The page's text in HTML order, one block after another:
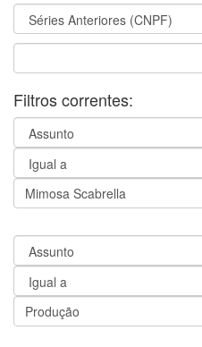
Filtros correntes: